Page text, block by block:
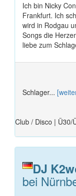
Ich bin Nicky
Frankfurt. Ich
wird in Rodgau
Songs die
liebe zum
Schlager...
Club / Disco | Ü30/
DJ
bei